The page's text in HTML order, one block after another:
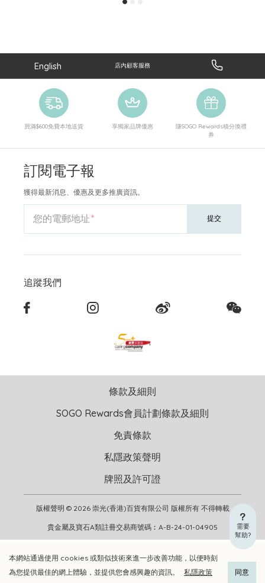
加入購物車 立即選購
本網站通過使用 cookies 或類似技術來進一步改善功能，以便時刻
為您提供最佳的網上體驗，並提供您會感興趣的資訊。
私隱政策
同意
需要
幫助?
English 店內顧客服務
買滿$600免費本地送貨 享獨家品牌優惠
賺SOGO Rewards積分換禮
券
訂閱電子報
獲得最新消息、優惠及更多推廣資訊。
您的電郵地址 提交
追蹤我們
版權聲明 © 2026 崇光(香港)百貨有限公司 版權所有 不得轉載
貴金屬及寶石A類註冊交易商號碼︰A-B-24-01-04905
條款及細則
SOGO Rewards會員計劃條款及細則
免責條款
私隱政策聲明
牌照及許可證